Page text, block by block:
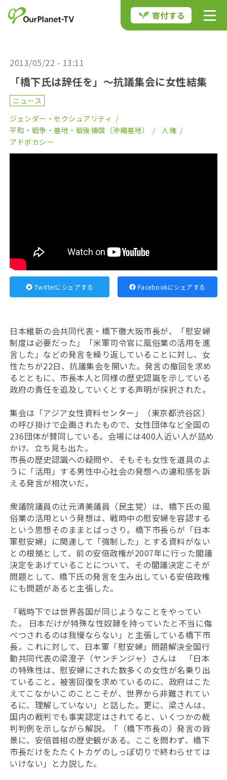
寄付する
2013/05/22 - 13:11
「橋下氏は辞任を」〜抗議集会に女性結集
ニュース
ジェンダー・セクシュアリティ
平和・戦争・基地・戦後補償（沖縄基地）
人権
アドボカシー
Twitterにシェアする Facebookにシェアする
日本維新の会共同代表・橋下徹大阪市長が、「慰安婦
制度は必要だった」「米軍司令官に風俗業の活用を進
言した」などの発言を繰り返していることに対し、女
性たちが22日、抗議集会を開いた。発言の撤回を求め
るとともに、市長本人と同様の歴史認識を示している
政府の責任を追及していくとする声明が採択された。
集会は「アジア女性資料センター」（東京都渋谷区）
の呼び掛けで企画されたもので、女性団体など全国の
236団体が賛同している。会場には400人近い人が詰め
かけ、立ち見も出た。
市長の歴史認識への疑問や、そもそも女性を道具のよ
うに「活用」する男性中心社会の発想への違和感を訴
える発言が相次いだ。
衆議院議員の辻元清美議員（民主党）は、橋下氏の風
俗業の活用という発想は、戦時中の慰安婦を容認する
という思想そのままとばっさり。橋下市長らが「日本
軍慰安婦」に関連して「強制した」とする資料がない
との根拠として、前の安倍政権が2007年に行った閣議
決定をあげていることについて、その閣議決定こそが
問題として、橋下氏の発言を生み出している安倍政権
にも問題があると主張した。
「戦時下では世界各国が同じようなことをやってい
た。 日本だけが特殊な性奴隷を持っていたと不当に侮
べつされるのは我慢ならない」と主張している橋下市
長。これに対して、日本軍「慰安婦」問題解決全国行
動共同代表の梁澄子（ヤンチンジャ）さんは 「日本
の特殊性は、慰安婦にされた数多くの女性が名乗り出
ていること。被害回復を求めているのに、政府はこた
えてこなかいこのことこそが、世界から非難されてい
るに、理解していない」と話した。更に、梁さんは、
国内の裁判でも事実認定はされてると、いくつかの裁
判判例を示しながら解説。「（橋下市長の）発言の背
景に、安倍首相の歴史観がある。ここを問わず、橋下
市長だけをたたくトカゲのしっぽ切りで終わらせては
いけない」と力説した。